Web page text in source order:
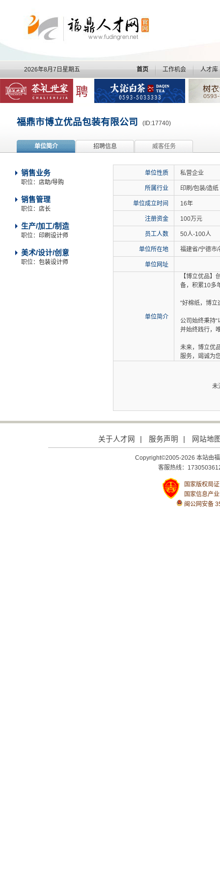
2026年8月7日星期五 首页 工作机会 人才库
福鼎市博立优品包装有限公司 (ID:17740)
单位简介 招聘信息 威客任务
销售业务
职位： 店助/导购
销售管理
职位： 店长
生产/加工/制造
职位： 印刷设计师
美术/设计/创意
职位： 包装设计师
单位性质 私营企业
所属行业 印刷/包装/造纸
单位成立时间 16年
注册资金 100万元
员工人数 50人-100人
单位所在地 福建省/宁德市
单位网址
单位简介
【博立优品
备，积累10多
“好棉纸，博
公司始终秉持
并始终践行，
未来，博立优
服务，竭诚为
未
关于人才网 服务声明 网站地
Copyright©2005-2026 本站由
客服热线：
国家版权局
国家信息产
闽公网安备